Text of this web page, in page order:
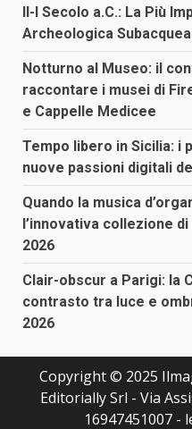
II-I Secolo a.C.: La Più
Archeologica
Notturno al Museo: il
raccontare i musei di
e Cappelle Medicee
Tempo libero in Sicilia: i
nuove passioni digitali
Quando la musica
l’innovativa collezione
2026
Clair-obscur a Parigi: la
contrasto tra luce e
2026
Copyright © 2025
Editorially Srl - Via
16947451007 -